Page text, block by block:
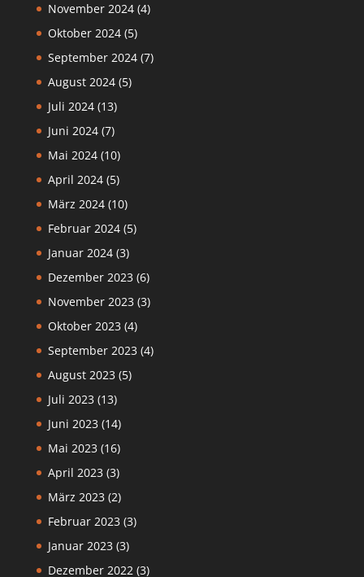
November 2024(4)
Oktober 2024(5)
September 2024(7)
August 2024(5)
Juli 2024(13)
Juni 2024(7)
Mai 2024(10)
April 2024(5)
März 2024(10)
Februar 2024(5)
Januar 2024(3)
Dezember 2023 (6)
November 2023 (3)
Oktober 2023 (4)
September 2023 (4)
August 2023 (5)
Juli 2023 (13)
Juni 2023 (14)
Mai 2023 (16)
April 2023 (3)
März 2023 (2)
Februar 2023 (3)
Januar 2023 (3)
Dezember 2022(3)